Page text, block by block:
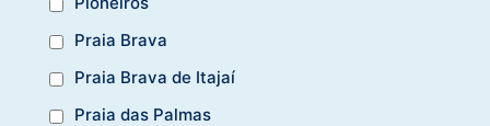
Praia Brava
Praia Brava de Itajaí
Praia das Palmas